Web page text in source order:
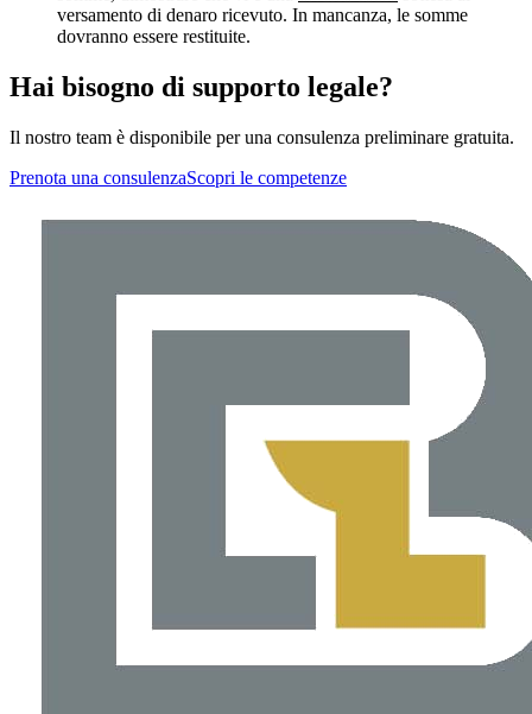
versamento di denaro ricevuto. In mancanza, le somme
dovranno essere restituite.
Hai bisogno di supporto legale?
Il nostro team è disponibile per una consulenza preliminare gratuita.
Prenota una consulenzaScopri le competenze